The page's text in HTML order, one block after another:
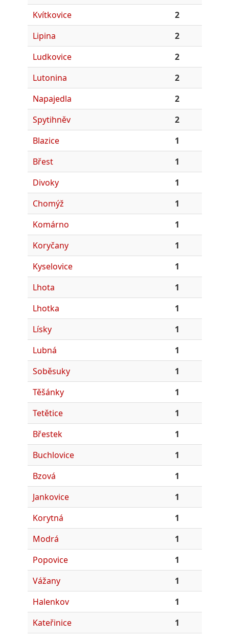
Kvítkovice
2
Lipina
2
Ludkovice
2
Lutonina
2
Napajedla
2
Spytihněv
2
Blazice
1
Břest
1
Divoky
1
Chomýž
1
Komárno
1
Koryčany
1
Kyselovice
1
Lhota
1
Lhotka
1
Lísky
1
Lubná
1
Soběsuky
1
Těšánky
1
Tetětice
1
Břestek
1
Buchlovice
1
Bzová
1
Jankovice
1
Korytná
1
Modrá
1
Popovice
1
Vážany
1
Halenkov
1
Kateřinice
1